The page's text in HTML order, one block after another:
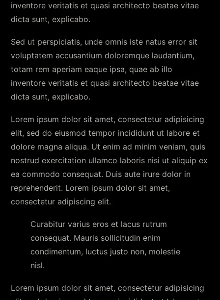
inventore veritatis et quasi architecto beatae vitae
dicta sunt, explicabo.
Sed ut perspiciatis, unde omnis iste natus error sit
voluptatem accusantium doloremque laudantium,
totam rem aperiam eaque ipsa, quae ab illo
inventore veritatis et quasi architecto beatae vitae
dicta sunt, explicabo.
Lorem ipsum dolor sit amet, consectetur adipisicing
elit, sed do eiusmod tempor incididunt ut labore et
dolore magna aliqua. Ut enim ad minim veniam, quis
nostrud exercitation ullamco laboris nisi ut aliquip ex
ea commodo consequat. Duis aute irure dolor in
reprehenderit. Lorem ipsum dolor sit amet,
consectetur adipiscing elit.
Curabitur varius eros et lacus rutrum
consequat. Mauris sollicitudin enim
condimentum, luctus justo non, molestie
nisl.
Lorem ipsum dolor sit amet, consectetur adipisicing